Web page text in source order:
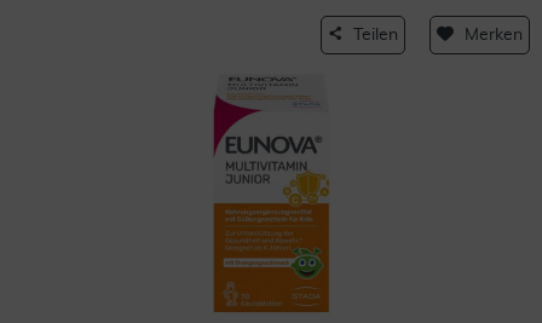
Teilen Merken